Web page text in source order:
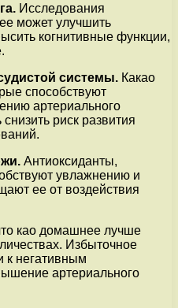
Исследования
может улучшить
когнитивные функции,
системы. Какао
способствуют
артериального
риск развития
Антиоксиданты,
увлажнению и
ее от воздействия
као домашнее лучше
Избыточное
к негативным
артериального